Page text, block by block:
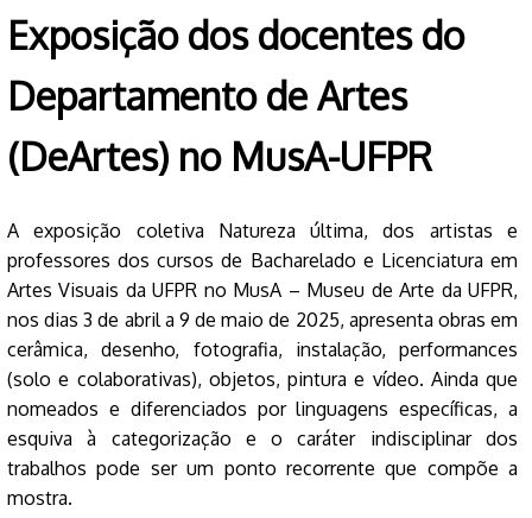
Exposição dos docentes do
Departamento de Artes
(DeArtes) no MusA-UFPR
A exposição coletiva Natureza última, dos artistas e
professores dos cursos de Bacharelado e Licenciatura em
Artes Visuais da UFPR no MusA – Museu de Arte da UFPR,
nos dias 3 de abril a 9 de maio de 2025, apresenta obras em
cerâmica, desenho, fotografia, instalação, performances
(solo e colaborativas), objetos, pintura e vídeo. Ainda que
nomeados e diferenciados por linguagens específicas, a
esquiva à categorização e o caráter indisciplinar dos
trabalhos pode ser um ponto recorrente que compõe a
mostra.